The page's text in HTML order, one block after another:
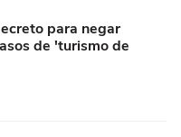
para negar
de 'turismo de